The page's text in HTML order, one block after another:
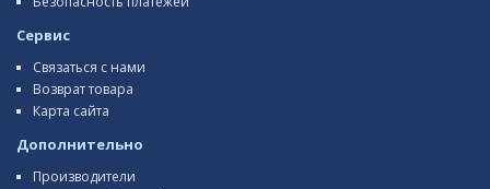
Сервис
Связаться с нами
Возврат товара
Карта сайта
Дополнительно
Производители